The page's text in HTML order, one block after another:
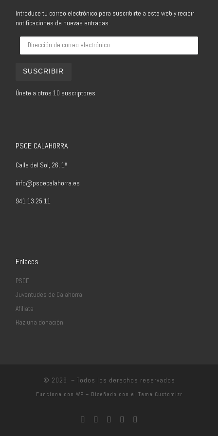
Introduce tu correo electrónico para suscribirte a esta web y recibir
notificaciones de nuevas entradas.
SUSCRIBIR
Únete a otros 10 suscriptores
PSOE CALAHORRA
Calle del Sol, 26, 1º
info@psoecalahorra.es
941 13 25 11
Enlaces
PSOE
Juventudes de Calahorra
Afiliate
Haz una donación
© 2026 – Todos los derechos reservados
Funciona con WP – Diseñado con el Tema Customizr